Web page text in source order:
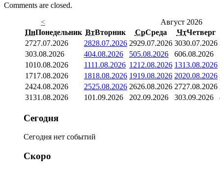
Comments are closed.
<
Август 2026
ПнПонедельник ВтВторник СрСреда ЧтЧетверг
2727.07.2026 2828.07.2026 2929.07.2026 3030.07.2026
303.08.2026 404.08.2026 505.08.2026 606.08.2026
1010.08.2026 1111.08.2026 1212.08.2026 1313.08.2026
1717.08.2026 1818.08.2026 1919.08.2026 2020.08.2026
2424.08.2026 2525.08.2026 2626.08.2026 2727.08.2026
3131.08.2026 101.09.2026 202.09.2026 303.09.2026
Сегодня
Сегодня нет событий
Скоро